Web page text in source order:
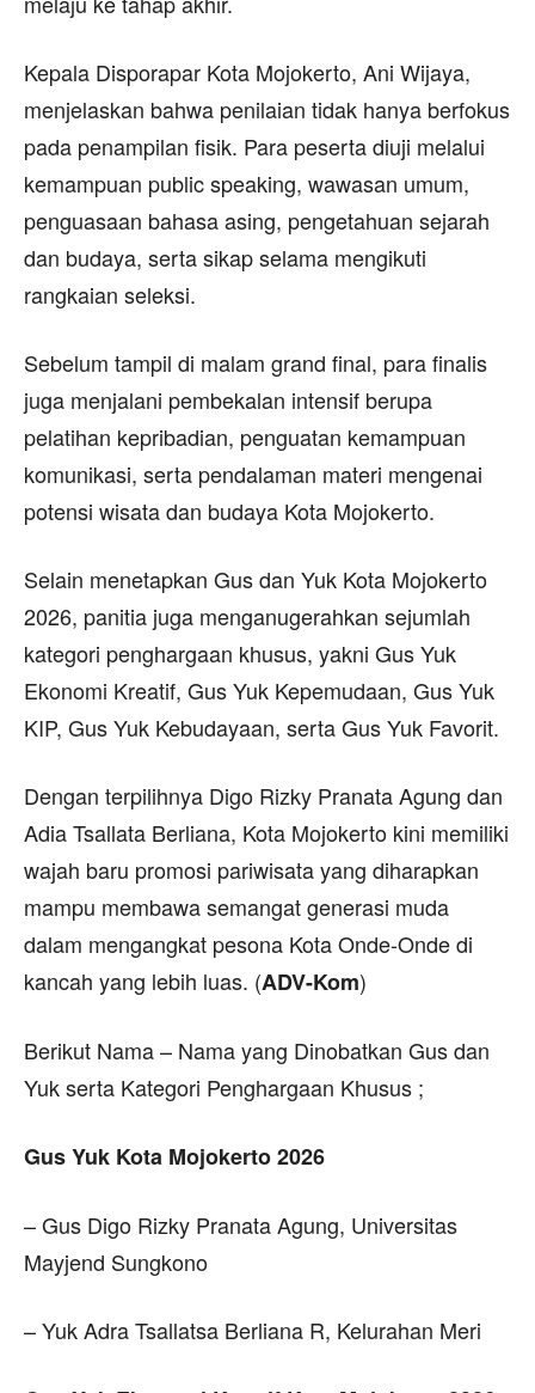
Kepala Disporapar Kota Mojokerto, Ani Wijaya,
menjelaskan bahwa penilaian tidak hanya berfokus
pada penampilan fisik. Para peserta diuji melalui
kemampuan public speaking, wawasan umum,
penguasaan bahasa asing, pengetahuan sejarah
dan budaya, serta sikap selama mengikuti
rangkaian seleksi.
Sebelum tampil di malam grand final, para finalis
juga menjalani pembekalan intensif berupa
pelatihan kepribadian, penguatan kemampuan
komunikasi, serta pendalaman materi mengenai
potensi wisata dan budaya Kota Mojokerto.
Selain menetapkan Gus dan Yuk Kota Mojokerto
2026, panitia juga menganugerahkan sejumlah
kategori penghargaan khusus, yakni Gus Yuk
Ekonomi Kreatif, Gus Yuk Kepemudaan, Gus Yuk
KIP, Gus Yuk Kebudayaan, serta Gus Yuk Favorit.
Dengan terpilihnya Digo Rizky Pranata Agung dan
Adia Tsallata Berliana, Kota Mojokerto kini memiliki
wajah baru promosi pariwisata yang diharapkan
mampu membawa semangat generasi muda
dalam mengangkat pesona Kota Onde-Onde di
kancah yang lebih luas. (ADV-Kom)
Berikut Nama – Nama yang Dinobatkan Gus dan
Yuk serta Kategori Penghargaan Khusus ;
Gus Yuk Kota Mojokerto 2026
– Gus Digo Rizky Pranata Agung, Universitas
Mayjend Sungkono
– Yuk Adra Tsallatsa Berliana R, Kelurahan Meri